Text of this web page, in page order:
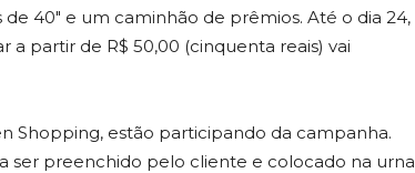
40″ e um caminhão de prêmios. Até o dia 24,
partir de R$ 50,00 (cinquenta reais) vai
Shopping, estão participando da campanha.
ser preenchido pelo cliente e colocado na urna